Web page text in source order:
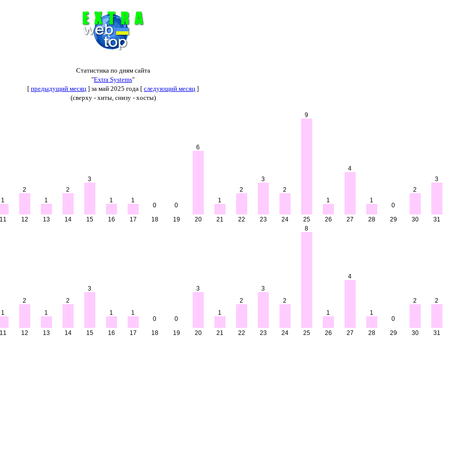
Статистика по дням сайта
"Extra Systems"
[ предыдущий месяц ] за май 2025 года [ следующий месяц ]
(сверху - хиты, снизу - хосты)
1
11
2
12
1
13
2
14
3
15
1
16
1
17
0
18
0
19
6
20
1
21
2
22
3
23
2
24
9
25
1
26
4
27
1
28
0
29
2
30
3
31
1
11
2
12
1
13
2
14
3
15
1
16
1
17
0
18
0
19
3
20
1
21
2
22
3
23
2
24
8
25
1
26
4
27
1
28
0
29
2
30
2
31